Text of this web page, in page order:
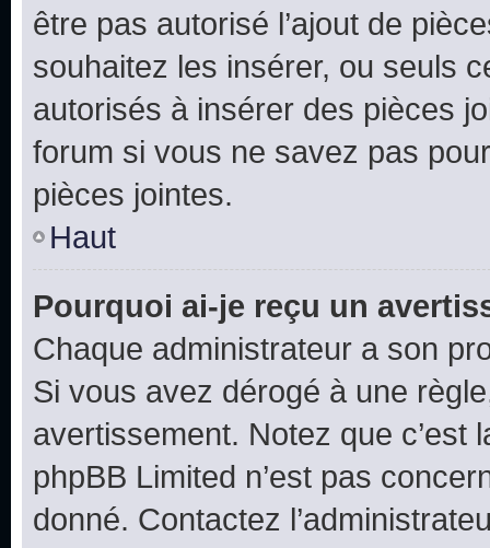
être pas autorisé l’ajout de
souhaitez les insérer, ou seuls
autorisés à insérer des pièces
forum si vous ne savez pas
pièces jointes.
Haut
Pourquoi ai-je reçu un
Chaque administrateur a son
Si vous avez dérogé à une
avertissement. Notez que c’est
phpBB Limited n’est pas
donné. Contactez